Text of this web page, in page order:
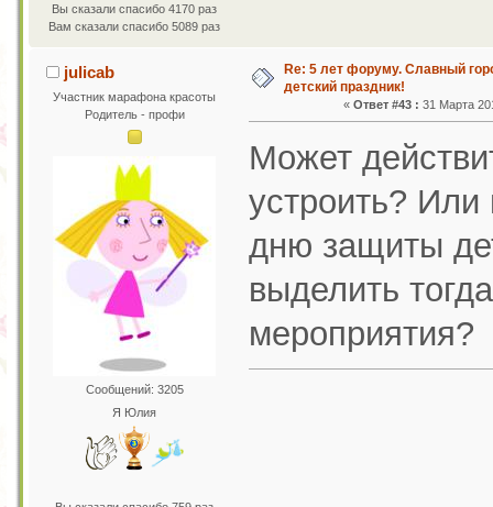
Вы сказали спасибо 4170 раз
Вам сказали спасибо 5089 раз
julicab
Участник марафона красоты
Родитель - профи
Сообщений: 3205
Я Юлия
Re: 5 лет форуму. Славный
детский праздник!
« Ответ #43 : 31 Марта
Может
устроить?
дню защиты
выделить
мероприятия?